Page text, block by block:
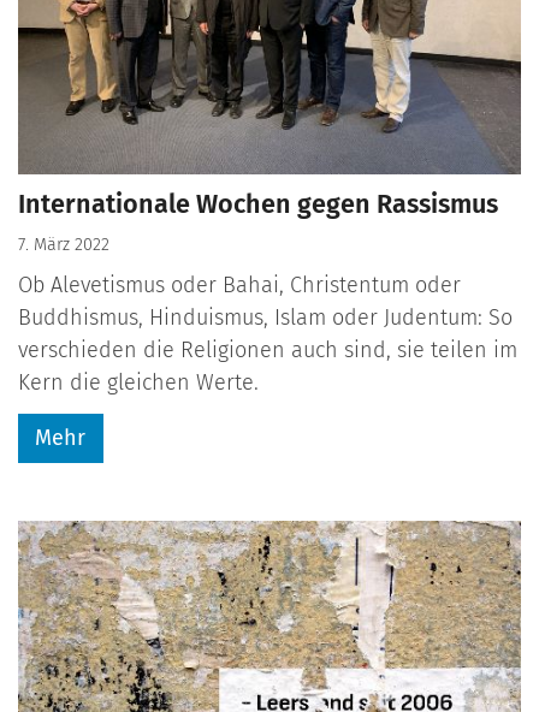
Internationale Wochen gegen Rassismus
7. März 2022
Ob Alevetismus oder Bahai, Christentum oder
Buddhismus, Hinduismus, Islam oder Judentum: So
verschieden die Religionen auch sind, sie teilen im
Kern die gleichen Werte.
Mehr